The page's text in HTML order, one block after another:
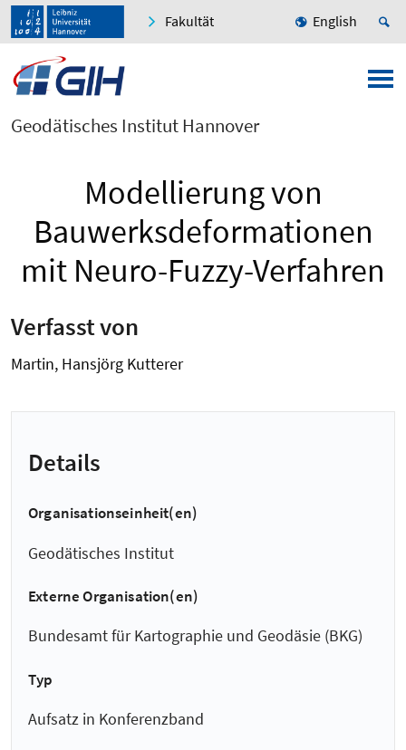
Fakultät English
Geodätisches Institut Hannover
Modellierung von
Bauwerksdeformationen
mit Neuro-Fuzzy-Verfahren
Verfasst von
Martin, Hansjörg Kutterer
Details
Organisationseinheit(en)
Geodätisches Institut
Externe Organisation(en)
Bundesamt für Kartographie und Geodäsie (BKG)
Typ
Aufsatz in Konferenzband